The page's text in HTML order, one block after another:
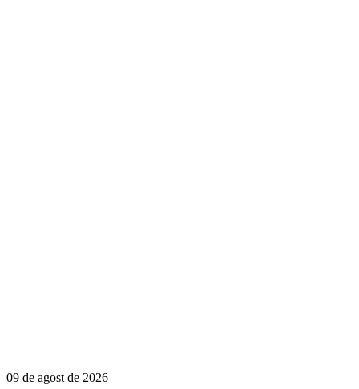
09 de agost de 2026